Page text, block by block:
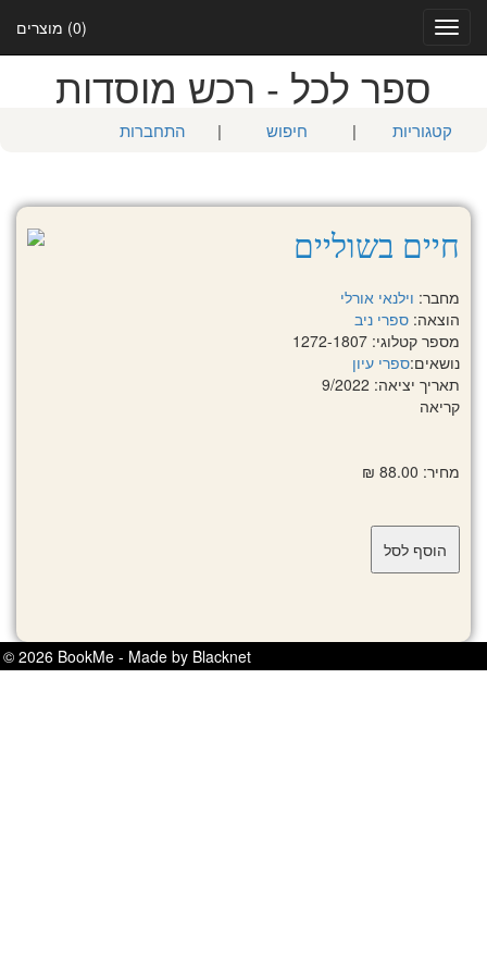
(0) מוצרים
Toggle
navigation
ספר לכל - רכש מוסדות
קטגוריות | חיפוש | התחברות
חיים בשוליים
מחבר: וילנאי אורלי
הוצאה: ספרי ניב
מספר קטלוגי: 1272-1807
נושאים:ספרי עיון
תאריך יציאה: 9/2022
קריאה
מחיר: 88.00 ₪
© 2026 BookMe - Made by Blacknet